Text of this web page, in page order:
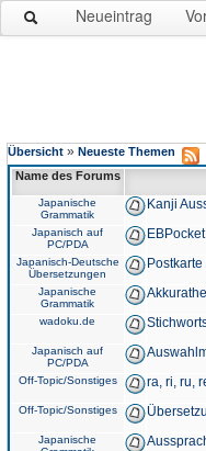
Neueintrag
Übersicht » Neueste Themen
Name des Forums
Japanische
Grammatik
Kanji
Japanisch auf
PC/PDA
Japanisch-Deutsche
Übersetzungen
Japanische
Grammatik
wadoku.de
Japanisch auf
PC/PDA
Off-Topic/Sonstiges ra, ri, ru,
Off-Topic/Sonstiges
Japanische